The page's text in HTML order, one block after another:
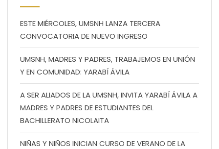
ESTE MIÉRCOLES, UMSNH LANZA TERCERA
CONVOCATORIA DE NUEVO INGRESO
UMSNH, MADRES Y PADRES, TRABAJEMOS EN UNIÓN
Y EN COMUNIDAD: YARABÍ ÁVILA
A SER ALIADOS DE LA UMSNH, INVITA YARABÍ ÁVILA A
MADRES Y PADRES DE ESTUDIANTES DEL
BACHILLERATO NICOLAITA
NIÑAS Y NIÑOS INICIAN CURSO DE VERANO DE LA